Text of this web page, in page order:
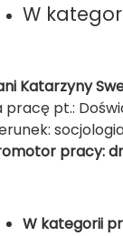
W
Katarzyny
pracę pt.:
pracy:
W kategorii